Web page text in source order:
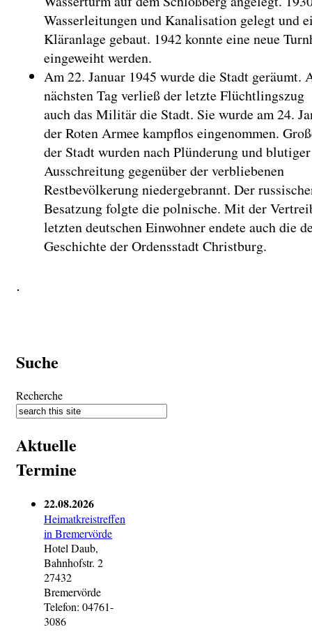
Wasserleitungen und Kanalisation gelegt und
Kläranlage gebaut. 1942 konnte eine neue
eingeweiht werden.
Am 22. Januar 1945 wurde die Stadt geräumt.
nächsten Tag verließ der letzte Flüchtlingszug
auch das Militär die Stadt. Sie wurde am 24.
der Roten Armee kampflos eingenommen.
der Stadt wurden nach Plünderung und blutiger
Ausschreitung gegenüber der verbliebenen
Restbevölkerung niedergebrannt. Der
Besatzung folgte die polnische. Mit der
letzten deutschen Einwohner endete auch die
Geschichte der Ordensstadt Christburg.
Suche
Recherche
Aktuelle
Termine
22.08.2026
Heimatkreistreffen
in Bremervörde
Hotel Daub,
Bahnhofstr. 2
27432
Bremervörde
Telefon: 04761-
3086